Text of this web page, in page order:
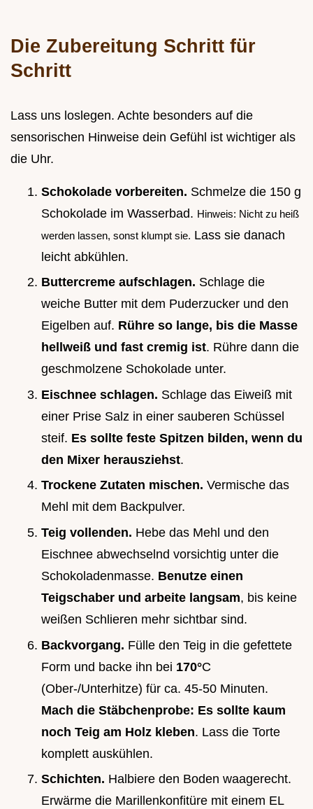
Die Zubereitung Schritt für
Schritt
Lass uns loslegen. Achte besonders auf die
sensorischen Hinweise dein Gefühl ist wichtiger als
die Uhr.
Schokolade vorbereiten. Schmelze die 150 g
Schokolade im Wasserbad. Hinweis: Nicht zu heiß
werden lassen, sonst klumpt sie. Lass sie danach
leicht abkühlen.
Buttercreme aufschlagen. Schlage die
weiche Butter mit dem Puderzucker und den
Eigelben auf. Rühre so lange, bis die Masse
hellweiß und fast cremig ist. Rühre dann die
geschmolzene Schokolade unter.
Eischnee schlagen. Schlage das Eiweiß mit
einer Prise Salz in einer sauberen Schüssel
steif. Es sollte feste Spitzen bilden, wenn du
den Mixer herausziehst.
Trockene Zutaten mischen. Vermische das
Mehl mit dem Backpulver.
Teig vollenden. Hebe das Mehl und den
Eischnee abwechselnd vorsichtig unter die
Schokoladenmasse. Benutze einen
Teigschaber und arbeite langsam, bis keine
weißen Schlieren mehr sichtbar sind.
Backvorgang. Fülle den Teig in die gefettete
Form und backe ihn bei 170°C
(Ober-/Unterhitze) für ca. 45-50 Minuten.
Mach die Stäbchenprobe: Es sollte kaum
noch Teig am Holz kleben. Lass die Torte
komplett auskühlen.
Schichten. Halbiere den Boden waagerecht.
Erwärme die Marillenkonfitüre mit einem EL